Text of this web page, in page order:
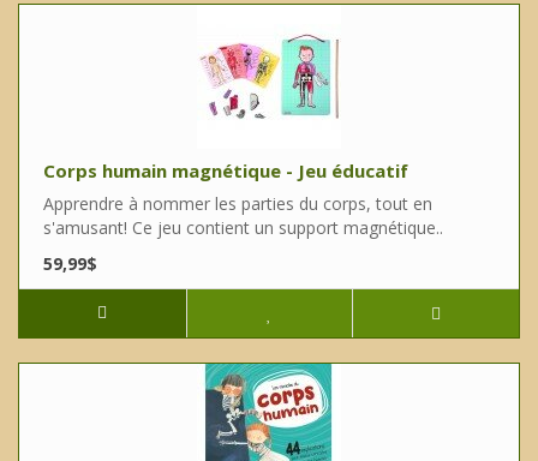
Corps humain magnétique - Jeu éducatif
Apprendre à nommer les parties du corps, tout en
s'amusant! Ce jeu contient un support magnétique..
59,99$